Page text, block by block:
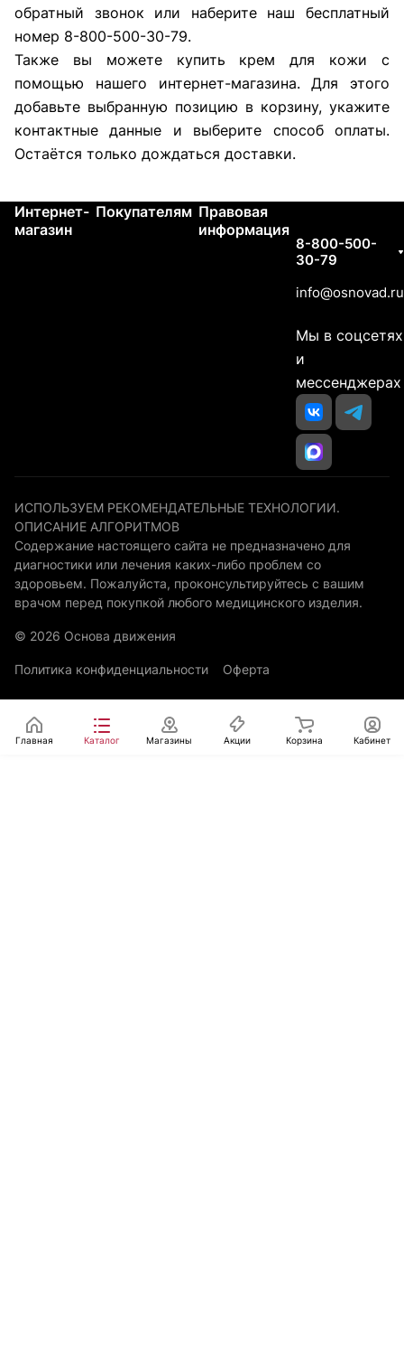
обратный звонок или наберите наш бесплатный
номер 8-800-500-30-79.
Также вы можете купить крем для кожи с
помощью нашего интернет-магазина. Для этого
добавьте выбранную позицию в корзину, укажите
контактные данные и выберите способ оплаты.
Остаётся только дождаться доставки.
Интернет-
магазин
Покупателям Правовая
информация
8-800-500-
30-79
info@osnovad.ru
Мы в соцсетях
и
мессенджерах
ИСПОЛЬЗУЕМ РЕКОМЕНДАТЕЛЬНЫЕ ТЕХНОЛОГИИ.
ОПИСАНИЕ АЛГОРИТМОВ
Содержание настоящего сайта не предназначено для
диагностики или лечения каких-либо проблем со
здоровьем. Пожалуйста, проконсультируйтесь с вашим
врачом перед покупкой любого медицинского изделия.
© 2026 Основа движения
Политика конфиденциальности Оферта
Главная Каталог Магазины Акции Корзина Кабинет